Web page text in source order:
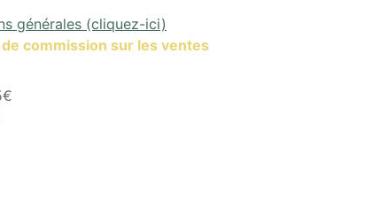
générales (cliquez-ici)
de commission sur les ventes